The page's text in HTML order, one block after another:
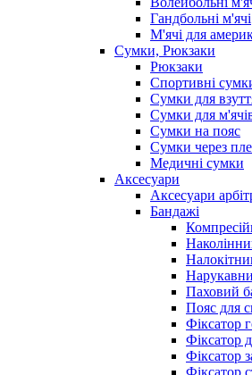
Гандбольні м'ячі
М'ячі для
Сумки, Рюкзаки
Рюкзаки
Спортивні
Сумки для
Сумки для
Сумки на пояс
Сумки через
Медичні сумки
Аксесуари
Аксесуари
Бандажі
Паховий
Пояс для
Фіксатор
Фіксатор
Фіксатор
Фіксатор